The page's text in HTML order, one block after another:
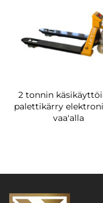
2 tonnin
palettikärry
vaa'alla